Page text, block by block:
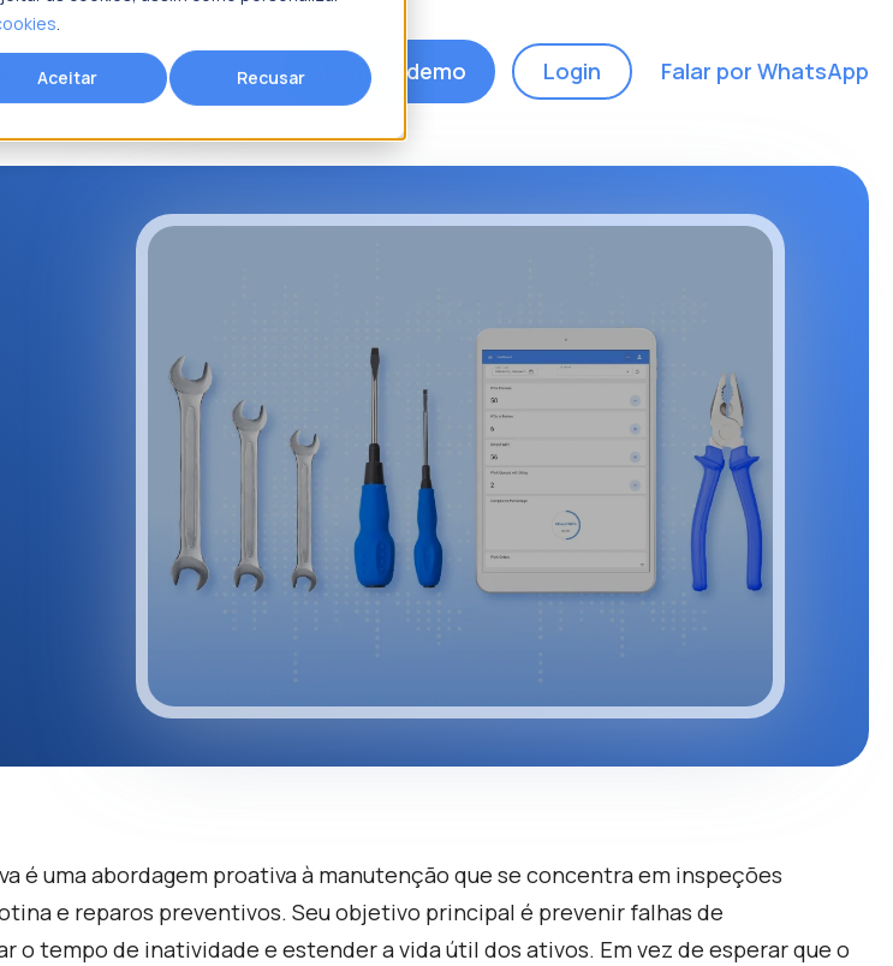
.
Aceitar Recusar
search Agendar demo Login Falar por WhatsApp
é uma abordagem proativa à manutenção que se concentra em inspeções
e reparos preventivos. Seu objetivo principal é prevenir falhas de
o tempo de inatividade e estender a vida útil dos ativos. Em vez de esperar que o